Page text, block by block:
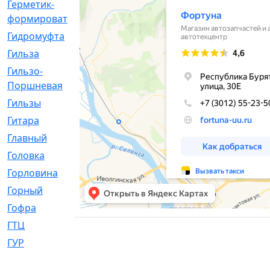
Герметик-
формирователь
Гидромуфта
[47]
Гильза
Гильзо-
Поршневая
[13]
Гильзы
[259]
Гитара
[7]
Главный
[29]
Головка
[28]
Горловина
Горный
[1]
Гофра
[86]
ГТЦ
ГУР